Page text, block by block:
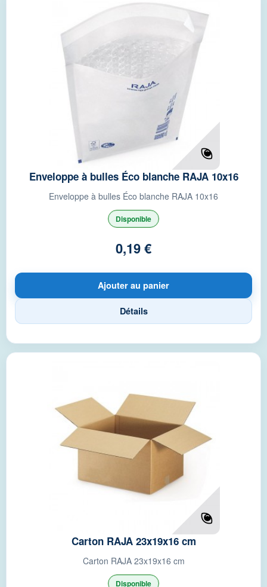
Enveloppe à bulles Éco blanche RAJA 10x16
Enveloppe à bulles Éco blanche RAJA 10x16
Disponible
0,19 €
Ajouter au panier
Détails
Carton RAJA 23x19x16 cm
Carton RAJA 23x19x16 cm
Disponible